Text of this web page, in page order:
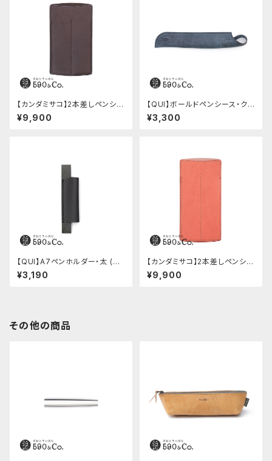
【カンダミサコ】2本差しペンシー
ス・ショート用 ミネルバボックス
(カスターニョ)
¥9,900
【QUI】ボールドペンシース・ク
ードゥー (ブルー)
¥3,300
【QUI】A7ペンホルダー・太 (ブ
ラック)
¥3,190
【カンダミサコ】2本差しペンシー
ス・ミネルバボックス (ローズア
ンティコ)
¥9,900
その他の商品